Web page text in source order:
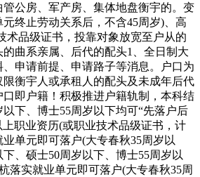
公房、军产房、集体地盘衡宇的。变
终止劳动关系后，不含45周岁)、高
术品级证书，投靠对象放宽至户从的
曲系亲属、后代的配头1、全日制大
申请前提、申请路子等消息。户口为
衡宇人或承租人的配头及未成年后代
即户籍！积极推进户籍轨制，本科结
下、博士55周岁以下均可“先落户后
职业资历(或职业技术品级证书，计
单元即可落户(大专春秋35周岁以
、硕士50周岁以下、博士55周岁以
落实就业单元即可落户(大专春秋35周